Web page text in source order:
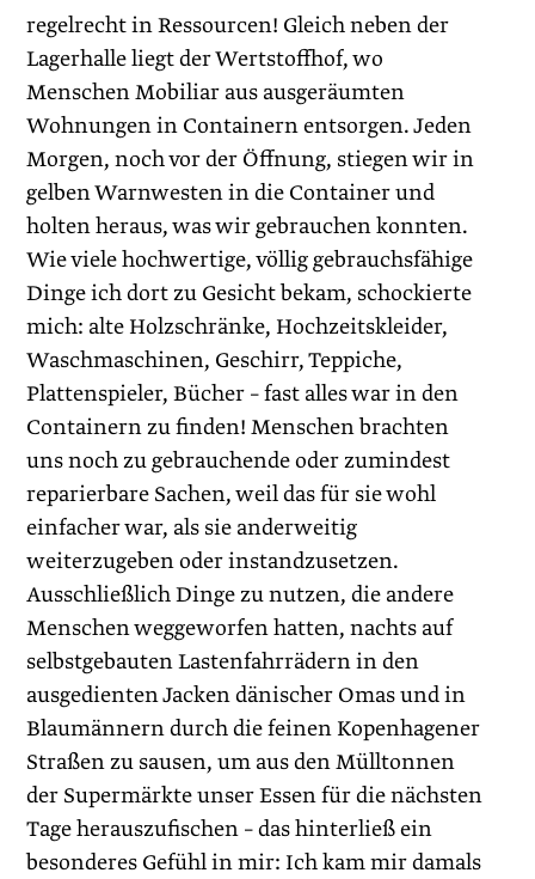
regelrecht in Ressourcen! Gleich neben der
Lagerhalle liegt der Wertstoffhof, wo
Menschen Mobiliar aus ausgeräumten
Wohnungen in Containern entsorgen. Jeden
Morgen, noch vor der Öffnung, stiegen wir in
gelben Warnwesten in die Container und
holten heraus, was wir gebrauchen konnten.
Wie viele hochwertige, völlig gebrauchsfähige
Dinge ich dort zu Gesicht bekam, schockierte
mich: alte Holzschränke, Hochzeitskleider,
Waschmaschinen, Geschirr, Teppiche,
Plattenspieler, Bücher – fast alles war in den
Containern zu finden! Menschen brachten
uns noch zu gebrauchende oder zumindest
reparierbare Sachen, weil das für sie wohl
einfacher war, als sie anderweitig
weiterzugeben oder instandzusetzen.
Ausschließlich Dinge zu nutzen, die andere
Menschen weggeworfen hatten, nachts auf
selbstgebauten Lastenfahr­rädern in den
ausgedienten Jacken dänischer Omas und in
Blaumännern durch die feinen Kopenhagener
Straßen zu sausen, um aus den Mülltonnen
der Supermärkte unser Essen für die nächsten
Tage herauszu­fischen – das hinterließ ein
besonderes Gefühl in mir: Ich kam mir damals